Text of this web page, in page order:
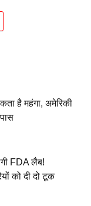
है महंगा, अमेरिकी
FDA लैब!
को दी दो टूक